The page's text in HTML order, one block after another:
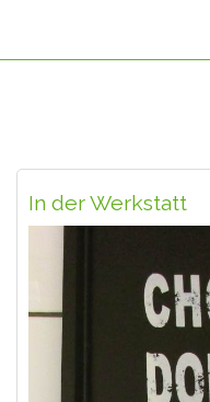
In der Werkstatt